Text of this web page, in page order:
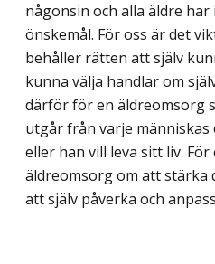
någonsin och alla äldre
önskemål. För oss är det
behåller rätten att själv
kunna välja handlar om
därför för en äldreomsorg
utgår från varje
eller han vill leva sitt liv.
äldreomsorg om att stärka
att själv påverka och